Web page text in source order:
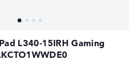
L340-15IRH Gaming